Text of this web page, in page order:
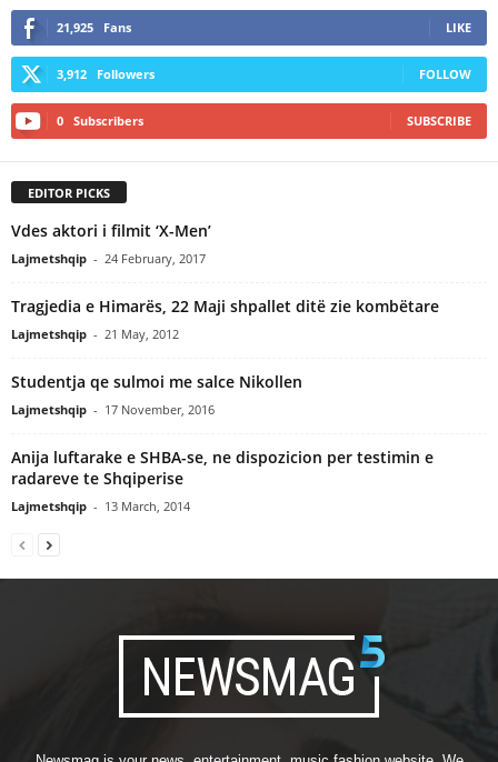
21,925 Fans LIKE
3,912 Followers FOLLOW
0 Subscribers SUBSCRIBE
EDITOR PICKS
Vdes aktori i filmit ‘X-Men’
Lajmetshqip - 24 February, 2017
Tragjedia e Himarës, 22 Maji shpallet ditë zie kombëtare
Lajmetshqip - 21 May, 2012
Studentja qe sulmoi me salce Nikollen
Lajmetshqip - 17 November, 2016
Anija luftarake e SHBA-se, ne dispozicion per testimin e
radareve te Shqiperise
Lajmetshqip - 13 March, 2014